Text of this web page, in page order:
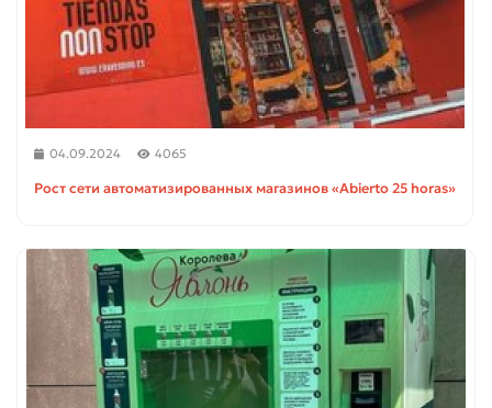
04.09.2024 4065
Рост сети автоматизированных магазинов «Abierto 25 horas»